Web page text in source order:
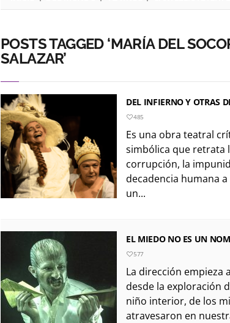
POSTS TAGGED ‘MARÍA DEL
SALAZAR’
DEL INFIERNO Y OTRAS
485
Es una obra teatral
simbólica que retrata
corrupción, la
decadencia humana
un...
EL MIEDO NO ES UN
577
La dirección empieza
desde la exploración
niño interior, de los
atravesaron en